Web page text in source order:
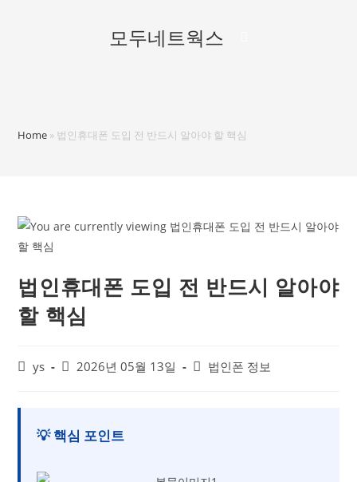
모두네트웍스
Home » 법인휴대폰 도입 전 반드시 알아야 할 핵심
법인휴대폰 도입 전 반드시 알아야
할 핵심
ys 2026년 05월 13일 법인폰 정보
💡 핵심 포인트